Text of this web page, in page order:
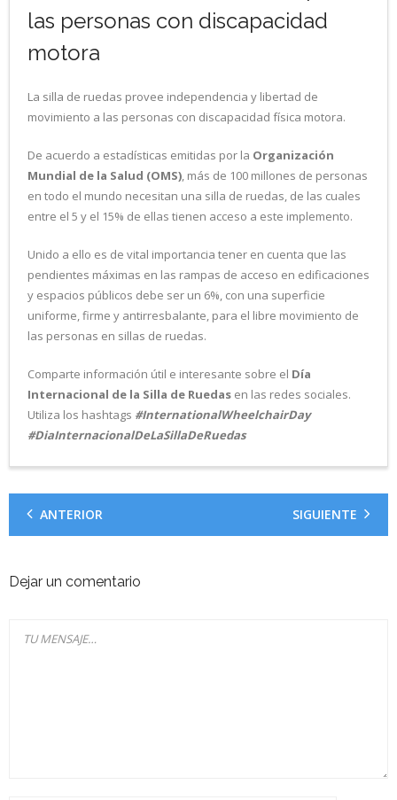
las personas con discapacidad
motora
La silla de ruedas provee independencia y libertad de
movimiento a las personas con discapacidad física motora.
De acuerdo a estadísticas emitidas por la Organización
Mundial de la Salud (OMS), más de 100 millones de personas
en todo el mundo necesitan una silla de ruedas, de las cuales
entre el 5 y el 15% de ellas tienen acceso a este implemento.
Unido a ello es de vital importancia tener en cuenta que las
pendientes máximas en las rampas de acceso en edificaciones
y espacios públicos debe ser un 6%, con una superficie
uniforme, firme y antirresbalante, para el libre movimiento de
las personas en sillas de ruedas.
Comparte información útil e interesante sobre el Día
Internacional de la Silla de Ruedas en las redes sociales.
Utiliza los hashtags #InternationalWheelchairDay
#DiaInternacionalDeLaSillaDeRuedas
ANTERIOR SIGUIENTE
Dejar un comentario